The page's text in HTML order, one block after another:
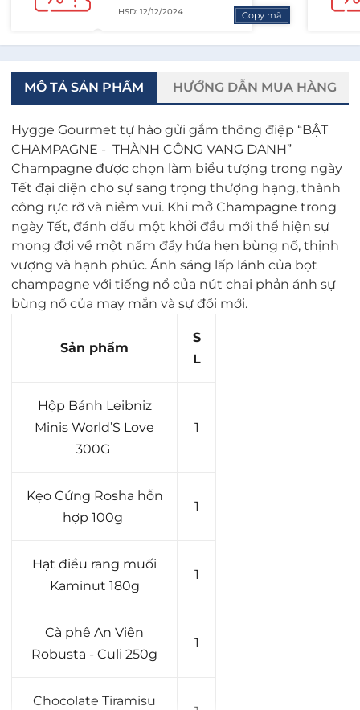
HSD: 12/12/2024 Copy mã
MÔ TẢ SẢN PHẨM HƯỚNG DẪN MUA HÀNG
Hygge Gourmet tự hào gửi gắm thông điệp “BẬT
CHAMPAGNE - THÀNH CÔNG VANG DANH”
Champagne được chọn làm biểu tượng trong ngày
Tết đại diện cho sự sang trọng thượng hạng, thành
công rực rỡ và niềm vui. Khi mở Champagne trong
ngày Tết, đánh dấu một khởi đầu mới thể hiện sự
mong đợi về một năm đầy hứa hẹn bùng nổ, thịnh
vượng và hạnh phúc. Ánh sáng lấp lánh của bọt
champagne với tiếng nổ của nút chai phản ánh sự
bùng nổ của may mắn và sự đổi mới.
Sản phẩm
S
L
Hộp Bánh Leibniz
Minis World’S Love
300G
1
Kẹo Cứng Rosha hỗn
hợp 100g
1
Hạt điều rang muối
Kaminut 180g
1
Cà phê An Viên
Robusta - Culi 250g
1
Chocolate Tiramisu